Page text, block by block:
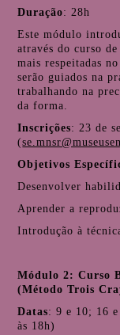
Duração: 28h
Este módulo
através do curso
mais respeitadas
serão guiados na
trabalhando na
da forma.
Inscrições: 23 de
(
Objetivos
Desenvolver
Aprender a
Introdução à
Módulo 2: Curso
(Método Trois
Datas: 9 e 10; 16
às 18h)